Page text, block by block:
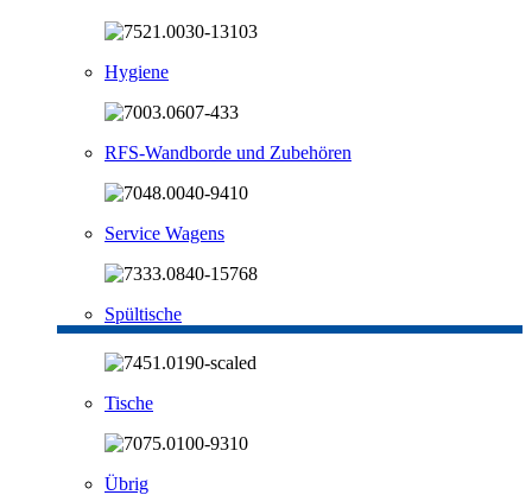
Hygiene
RFS-Wandborde und Zubehören
Service Wagens
Spültische
Tische
Übrig